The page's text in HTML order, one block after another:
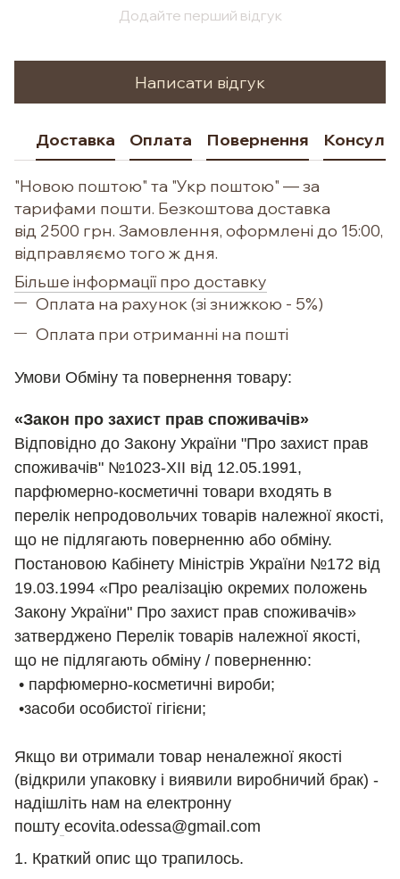
Додайте перший відгук
Написати відгук
Доставка Оплата Повернення
"Новою поштою" та "Укр поштою" — за
тарифами пошти. Безкоштова доставка
від 2500 грн. Замовлення, оформлені до 15:00,
відправляємо того ж дня.
Більше інформації про доставку
Оплата на рахунок (зі знижкою - 5%)
Оплата при отриманні на пошті
Умови Обміну та повернення товару:
«Закон про захист прав споживачів»
Відповідно до Закону України "Про захист прав
споживачів" №1023-XII від 12.05.1991,
парфюмерно-косметичні товари входять в
перелік непродовольчих товарів належної якості,
що не підлягають поверненню або обміну.
Постановою Кабінету Міністрів України №172 від
19.03.1994 «Про реалізацію окремих положень
Закону України" Про захист прав споживачів»
затверджено Перелік товарів належної якості,
що не підлягають обміну / поверненню:
• парфюмерно-косметичні вироби;
•засоби особистої гігієни;
Якщо ви отримали товар неналежної якості
(відкрили упаковку і виявили виробничий брак) -
надішліть нам на електронну
пошту ecovita.odessa@gmail.com
1. Краткий опис що трапилось.